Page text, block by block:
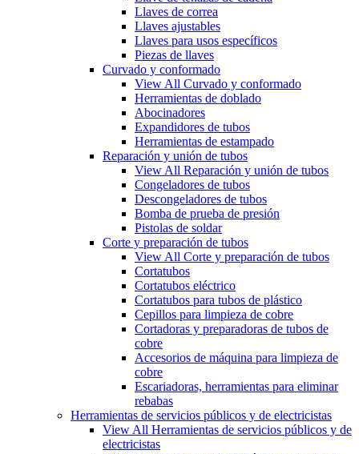
Llaves de correa
Llaves ajustables
Llaves para usos específicos
Piezas de llaves
Curvado y conformado
View All Curvado y conformado
Herramientas de doblado
Abocinadores
Expandidores de tubos
Herramientas de estampado
Reparación y unión de tubos
View All Reparación y unión de tubos
Congeladores de tubos
Descongeladores de tubos
Bomba de prueba de presión
Pistolas de soldar
Corte y preparación de tubos
View All Corte y preparación de tubos
Cortatubos
Cortatubos eléctrico
Cortatubos para tubos de plástico
Cepillos para limpieza de cobre
Cortadoras y preparadoras de tubos de
cobre
Accesorios de máquina para limpieza de
cobre
Escariadoras, herramientas para eliminar
rebabas
Herramientas de servicios públicos y de electricistas
View All Herramientas de servicios públicos y de
electricistas